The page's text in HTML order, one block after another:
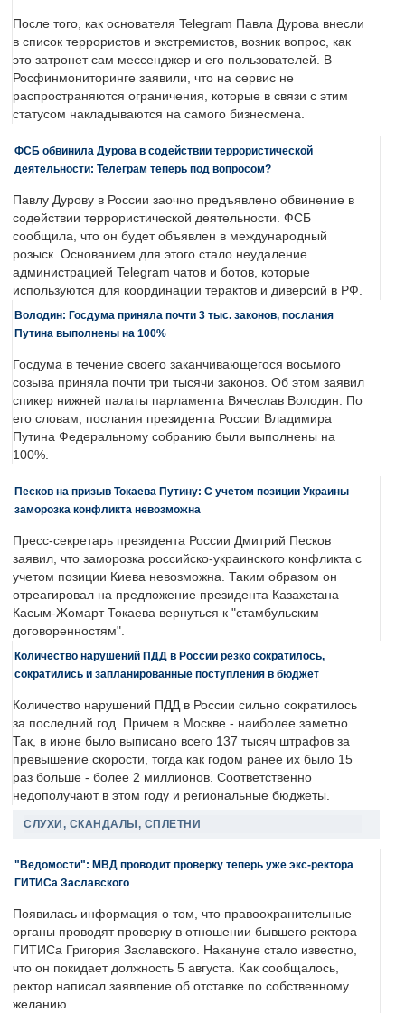
После того, как основателя Telegram Павла Дурова внесли
в список террористов и экстремистов, возник вопрос, как
это затронет сам мессенджер и его пользователей. В
Росфинмониторинге заявили, что на сервис не
распространяются ограничения, которые в связи с этим
статусом накладываются на самого бизнесмена.
ФСБ обвинила Дурова в содействии террористической
деятельности: Телеграм теперь под вопросом?
Павлу Дурову в России заочно предъявлено обвинение в
содействии террористической деятельности. ФСБ
сообщила, что он будет объявлен в международный
розыск. Основанием для этого стало неудаление
администрацией Telegram чатов и ботов, которые
используются для координации терактов и диверсий в РФ.
Володин: Госдума приняла почти 3 тыс. законов, послания
Путина выполнены на 100%
Госдума в течение своего заканчивающегося восьмого
созыва приняла почти три тысячи законов. Об этом заявил
спикер нижней палаты парламента Вячеслав Володин. По
его словам, послания президента России Владимира
Путина Федеральному собранию были выполнены на
100%.
Песков на призыв Токаева Путину: С учетом позиции Украины
заморозка конфликта невозможна
Пресс-секретарь президента России Дмитрий Песков
заявил, что заморозка российско-украинского конфликта с
учетом позиции Киева невозможна. Таким образом он
отреагировал на предложение президента Казахстана
Касым-Жомарт Токаева вернуться к "стамбульским
договоренностям".
Количество нарушений ПДД в России резко сократилось,
сократились и запланированные поступления в бюджет
Количество нарушений ПДД в России сильно сократилось
за последний год. Причем в Москве - наиболее заметно.
Так, в июне было выписано всего 137 тысяч штрафов за
превышение скорости, тогда как годом ранее их было 15
раз больше - более 2 миллионов. Соответственно
недополучают в этом году и региональные бюджеты.
СЛУХИ, СКАНДАЛЫ, СПЛЕТНИ
"Ведомости": МВД проводит проверку теперь уже экс-ректора
ГИТИСа Заславского
Появилась информация о том, что правоохранительные
органы проводят проверку в отношении бывшего ректора
ГИТИСа Григория Заславского. Накануне стало известно,
что он покидает должность 5 августа. Как сообщалось,
ректор написал заявление об отставке по собственному
желанию.